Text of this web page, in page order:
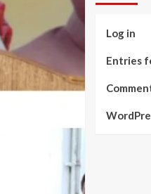
Log in
Entries